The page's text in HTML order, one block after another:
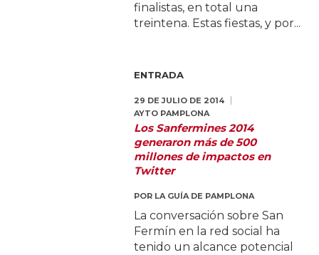
finalistas, en total una
treintena. Estas fiestas, y por...
ENTRADA
29 DE JULIO DE 2014
AYTO PAMPLONA
Los Sanfermines 2014
generaron más de 500
millones de impactos en
Twitter
POR LA GUÍA DE PAMPLONA
La conversación sobre San
Fermín en la red social ha
tenido un alcance potencial